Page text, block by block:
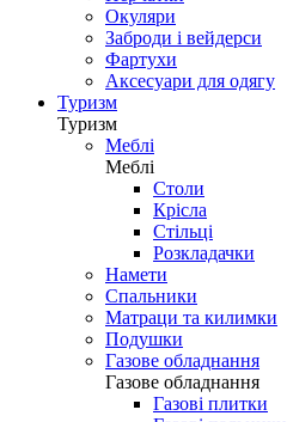
Окуляри
Заброди і вейдерси
Фартухи
Аксесуари для одягу
Туризм
Туризм
Меблі
Меблі
Столи
Крісла
Стільці
Розкладачки
Намети
Спальники
Матраци та килимки
Подушки
Газове обладнання
Газове обладнання
Газові плитки